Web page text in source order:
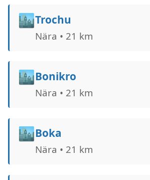
🏙️Trochu
Nära • 21 km
🏙️Bonikro
Nära • 21 km
🏙️Boka
Nära • 21 km